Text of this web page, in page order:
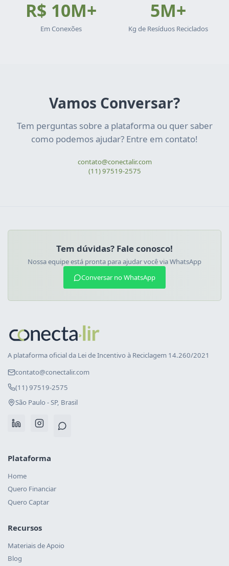
R$ 10M+
Em Conexões
5M+
Kg de Resíduos Reciclados
Vamos Conversar?
Tem perguntas sobre a plataforma ou quer saber
como podemos ajudar? Entre em contato!
contato@conectalir.com
(11) 97519-2575
Tem dúvidas? Fale conosco!
Nossa equipe está pronta para ajudar você via WhatsApp
Conversar no WhatsApp
A plataforma oficial da Lei de Incentivo à Reciclagem 14.260/2021
contato@conectalir.com
(11) 97519-2575
São Paulo - SP, Brasil
Plataforma
Home
Quero Financiar
Quero Captar
Recursos
Materiais de Apoio
Blog